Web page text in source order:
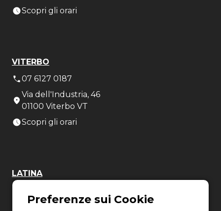
Scopri gli orari
VITERBO
07 6127 0187
Via dell'Industria, 46
01100 Viterbo VT
Scopri gli orari
LATINA
Via Torre la Felce, 41/bis